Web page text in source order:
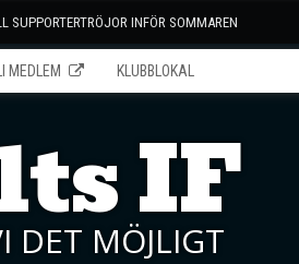
SUPPORTERTRÖJOR INFÖR SOMMAREN
MEDLEM KLUBBLOKAL
IF
DET MÖJLIGT